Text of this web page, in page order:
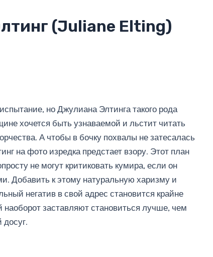
(Juliane Elting)
но Джулиана Элтинга такого рода
хочется быть узнаваемой и льстит читать
А чтобы в бочку похвалы не затесалась
на фото изредка предстает взору. Этот план
не могут критиковать кумира, если он
Добавить к этому натуральную харизму и
негатив в свой адрес становится крайне
заставляют становиться лучше, чем
досуг.